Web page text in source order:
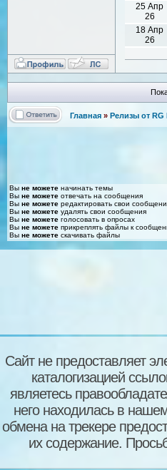
25 Апр
26
18 Апр
26
Главная » Релизы от RG
Вы не можете начинать темы
Вы не можете отвечать на сообщения
Вы не можете редактировать свои
Вы не можете удалять свои сообщения
Вы не можете голосовать в опросах
Вы не можете прикреплять файлы к
Вы не можете скачивать файлы
Сайт не предоставляет
каталогизацией
являетесь
него находилась в
обмена на трекере
их содержание.